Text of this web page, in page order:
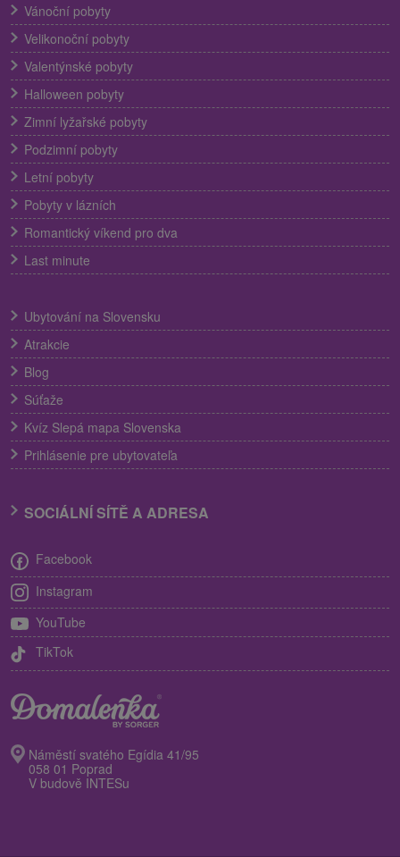
Vánoční pobyty
Velikonoční pobyty
Valentýnské pobyty
Halloween pobyty
Zimní lyžařské pobyty
Podzimní pobyty
Letní pobyty
Pobyty v lázních
Romantický víkend pro dva
Last minute
Ubytování na Slovensku
Atrakcie
Blog
Súťaže
Kvíz Slepá mapa Slovenska
Prihlásenie pre ubytovateľa
SOCIÁLNÍ SÍTĚ A ADRESA
Facebook
Instagram
YouTube
TikTok
Náměstí svatého Egídia 41/95
058 01 Poprad
V budově INTESu